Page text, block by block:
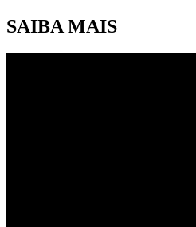
SAIBA MAIS